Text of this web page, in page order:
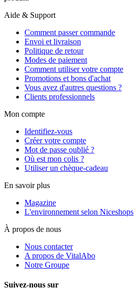
Aide & Support
Comment passer commande
Envoi et livraison
Politique de retour
Modes de paiement
Comment utiliser votre compte
Promotions et bons d'achat
Vous avez d'autres questions ?
Clients professionnels
Mon compte
Identifiez-vous
Créer votre compte
Mot de passe oublié ?
Où est mon colis ?
Utiliser un chèque-cadeau
En savoir plus
Magazine
L'environnement selon Niceshops
À propos de nous
Nous contacter
A propos de VitalAbo
Notre Groupe
Suivez-nous sur